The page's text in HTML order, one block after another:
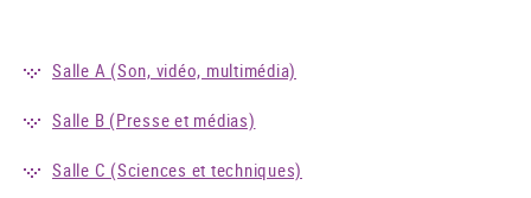
Salle A (Son, vidéo, multimédia)
Salle B (Presse et médias)
Salle C (Sciences et techniques)